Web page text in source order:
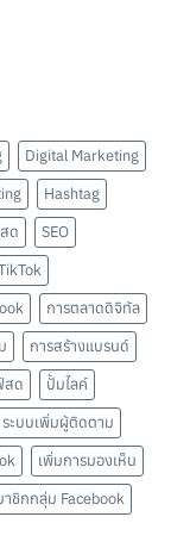
Digital Marketing
Hashtag
ด
SEO
การตลาดดิจิทัล
การสร้างแบรนด์
สด
ปั้มไลค์
ระบบเพิ่มผู้ติดตาม
เพิ่มการมองเห็น
าชิกกลุ่ม Facebook